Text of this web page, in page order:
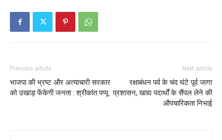
Previous article
भाजपा की भ्रष्ट और अत्याचारी सरकार
को उखाड़ फेंकेगी जनता : श्रीकांत पप्पू
Next article
रक्षाबंधन पर्व के चंद घंटे पूर्व जागा
प्रशासन, खाद्य पदार्थों के सैंपल लेने की
औपचारिकता निभाई